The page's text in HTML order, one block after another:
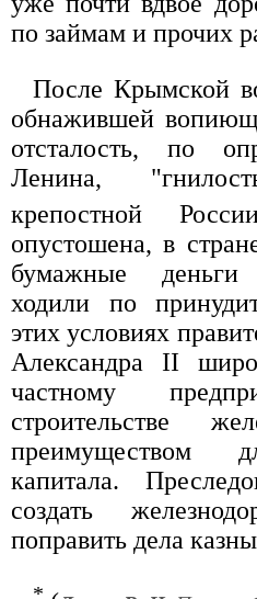
по займам и прочих
После Крымской
обнажившей
отсталость, по
Ленина,
крепостной
опустошена, в
бумажные
ходили по
этих условиях
Александра II
частному
строительстве
преимуществом
капитала.
создать
поправить дела
*